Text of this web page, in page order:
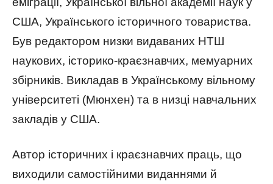
США, Українського історичного товариства.
Був редактором низки видаваних НТШ
наукових, історико-краєзнавчих, мемуарних
збірників. Викладав в Українському вільному
університеті (Мюнхен) та в низці навчальних
закладів у США.
Автор історичних і краєзнавчих праць, що
виходили самостійними виданнями й